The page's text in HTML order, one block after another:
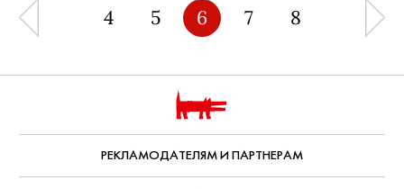
4 5 6 7 8
РЕКЛАМОДАТЕЛЯМ И ПАРТНЕРАМ